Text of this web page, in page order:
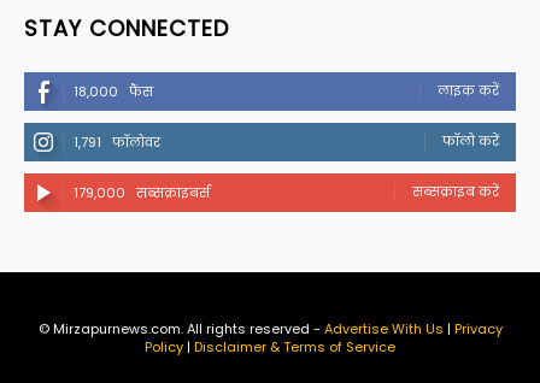
STAY CONNECTED
18,000 फैंस लाइक करें
1,791 फॉलोवर फॉलो करें
179,000 सब्सक्राइबर्स सब्सक्राइब करें
© Mirzapurnews.com. All rights reserved - Advertise With Us | Privacy
Policy| Disclaimer & Terms of Service